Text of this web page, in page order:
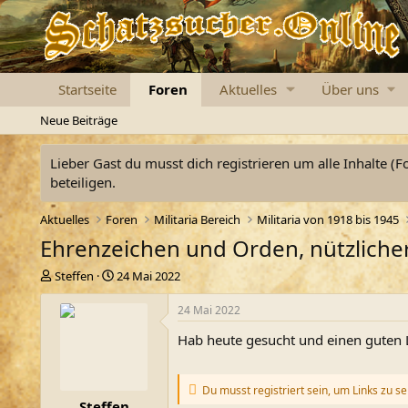
Startseite Foren Aktuelles Über uns
Neue Beiträge
Lieber Gast du musst dich registrieren um alle Inhalte
beteiligen.
Aktuelles Foren Militaria Bereich Militaria von 1918 bis 1945
Ehrenzeichen und Orden,
E
r
Steffen
E
r
24 Mai 2022
24 Mai 2022
Hab heute gesucht und einen guten
Du musst registriert sein, um Links zu